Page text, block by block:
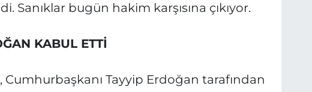
Sanıklar bugün hakim karşısına çıkıyor.
KABUL ETTİ
Tayyip Erdoğan tarafından